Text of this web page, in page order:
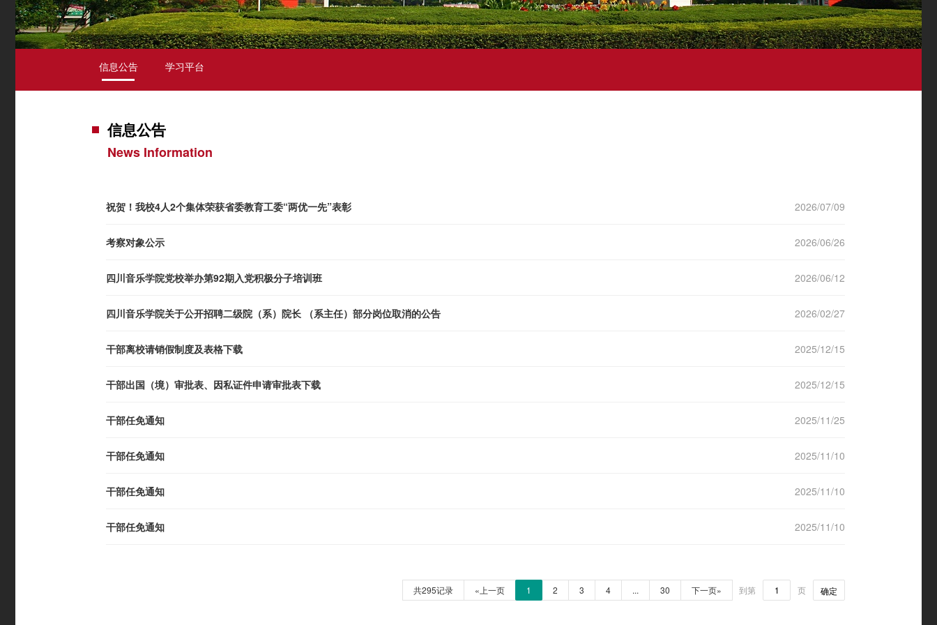
信息公告 学习平台
信息公告
News Information
祝贺！我校4人2个集体荣获省委教育工委“两优一先”表彰 2026/07/09
考察对象公示 2026/06/26
四川音乐学院党校举办第92期入党积极分子培训班 2026/06/12
四川音乐学院关于公开招聘二级院（系）院长 （系主任）部分岗位取消的公告 2026/02/27
干部离校请销假制度及表格下载 2025/12/15
干部出国（境）审批表、因私证件申请审批表下载 2025/12/15
干部任免通知 2025/11/25
干部任免通知 2025/11/10
干部任免通知 2025/11/10
干部任免通知 2025/11/10
共295记录 «上一页 1 2 3 4 ... 30 下一页» 到第 页 确定